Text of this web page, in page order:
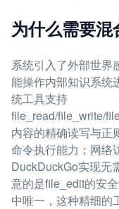
为什么需要混
系统引入了外部世界
能操作内部知识系统
统工具支持
file_read/file_write/
内容的精确读写与正
命令执行能力；网络
DuckDuckGo实现无
意的是file_edit的安
中唯一，这种精细的